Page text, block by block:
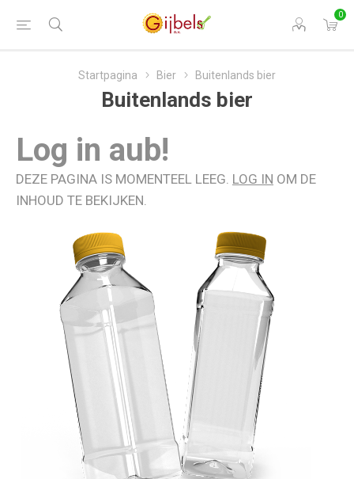
0
Startpagina Bier Buitenlands bier
Buitenlands bier
Log in aub!
DEZE PAGINA IS MOMENTEEL LEEG. LOG IN OM DE
INHOUD TE BEKIJKEN.